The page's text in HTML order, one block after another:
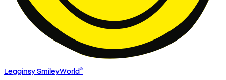
Legginsy SmileyWorld®